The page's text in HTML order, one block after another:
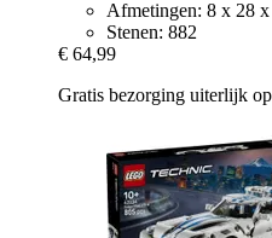
Afmetingen: 8 x 28
Stenen: 882
€ 64,99
Gratis bezorging uiterlijk